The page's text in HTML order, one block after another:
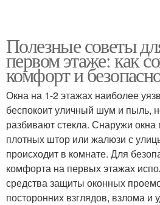
Полезные советы
первом этаже: как
комфорт и
Окна на 1-2 этажах наиболее
беспокоит уличный шум и пыль,
разбивают стекла. Снаружи
плотных штор или жалюзи с
происходит в комнате. Для
комфорта на первых этажах
средства защиты оконных
посторонних взглядов, взлома и